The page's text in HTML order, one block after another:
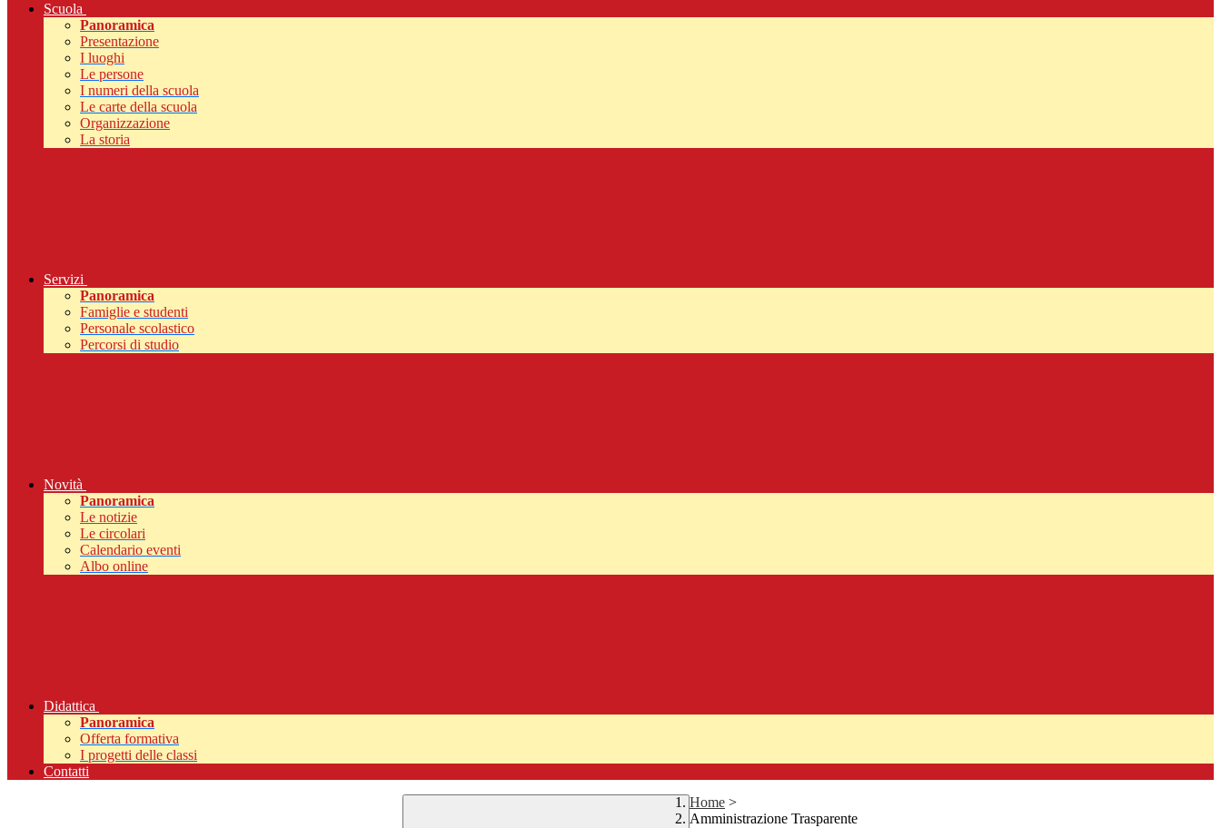
Scuola
Panoramica
Presentazione
I luoghi
Le persone
I numeri della scuola
Le carte della scuola
Organizzazione
La storia
Servizi
Panoramica
Famiglie e studenti
Personale scolastico
Percorsi di studio
Novità
Panoramica
Le notizie
Le circolari
Calendario eventi
Albo online
Didattica
Panoramica
Offerta formativa
I progetti delle classi
Contatti
Home >
Amministrazione Trasparente